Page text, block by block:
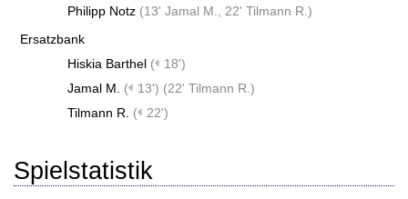
Philipp Notz (13' Jamal M. 22' Tilmann R. )
Ersatzbank
Hiskia Barthel (
18')
Jamal M.
( 13') (22' Tilmann R. )
Tilmann R.
( 22')
Spielstatistik